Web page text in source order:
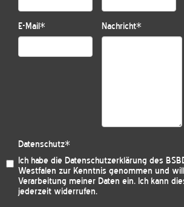
E-Mail* Nachricht*
Datenschutz*
Ich habe die Datenschutzerklärung des
Westfalen zur Kenntnis genommen und
Verarbeitung meiner Daten ein. Ich kann
jederzeit widerrufen.